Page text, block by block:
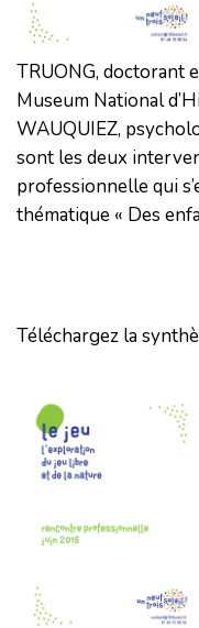
TRUONG, doctorant
Museum National
WAUQUIEZ,
sont les deux
professionnelle qui
thématique « Des
Téléchargez la